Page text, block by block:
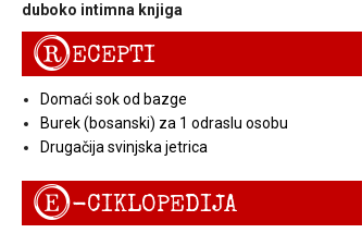
duboko intimna knjiga
RECEPTI
Domaći sok od bazge
Burek (bosanski) za 1 odraslu osobu
Drugačija svinjska jetrica
E-CIKLOPEDIJA